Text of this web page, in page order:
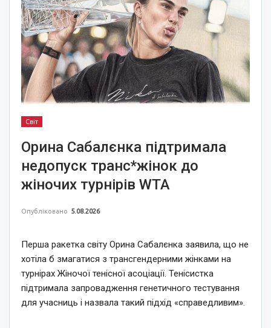
Світ
Орина Сабалєнка підтримала
недопуск транс*жінок до
жіночих турнірів WTA
Опубліковано 5.08.2026
Перша ракетка світу Орина Сабалєнка заявила, що не
хотіла б змагатися з трансгендерними жінками на
турнірах Жіночої тенісної асоціації. Тенісистка
підтримала запровадження генетичного тестування
для учасниць і назвала такий підхід «справедливим».